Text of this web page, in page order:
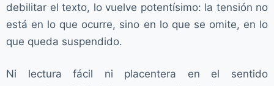
debilitar el texto, lo vuelve potentísimo: la tensión no
está en lo que ocurre, sino en lo que se omite, en lo
que queda suspendido.
Ni lectura fácil ni placentera en el sentido